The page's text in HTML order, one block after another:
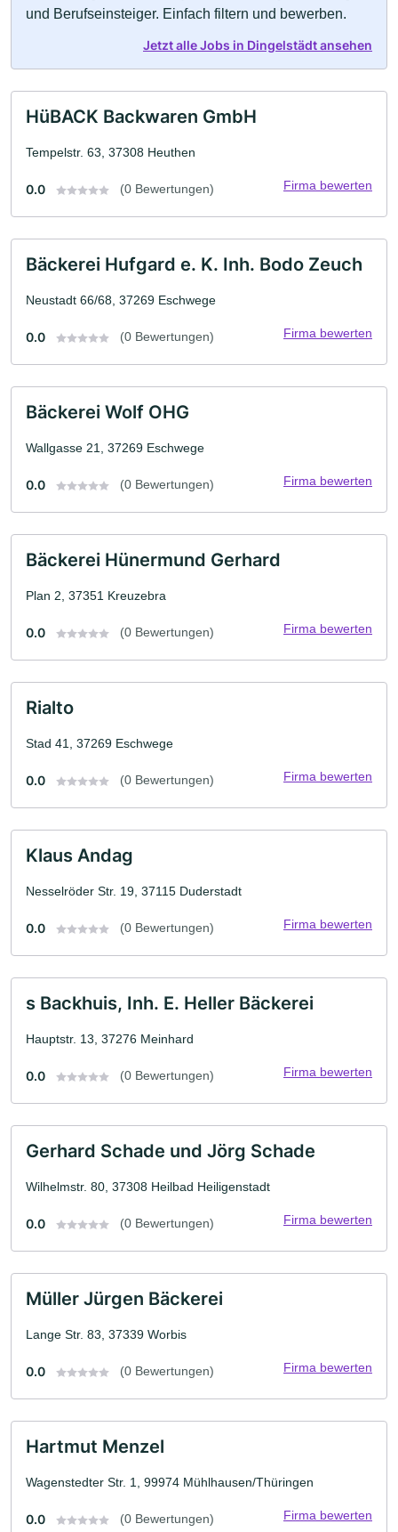
und Berufseinsteiger. Einfach filtern und bewerben.
Jetzt alle Jobs in Dingelstädt ansehen
HüBACK Backwaren GmbH
Tempelstr. 63, 37308 Heuthen
0.0 (0 Bewertungen) Firma bewerten
Bäckerei Hufgard e. K. Inh. Bodo Zeuch
Neustadt 66/68, 37269 Eschwege
0.0 (0 Bewertungen) Firma bewerten
Bäckerei Wolf OHG
Wallgasse 21, 37269 Eschwege
0.0 (0 Bewertungen) Firma bewerten
Bäckerei Hünermund Gerhard
Plan 2, 37351 Kreuzebra
0.0 (0 Bewertungen) Firma bewerten
Rialto
Stad 41, 37269 Eschwege
0.0 (0 Bewertungen) Firma bewerten
Klaus Andag
Nesselröder Str. 19, 37115 Duderstadt
0.0 (0 Bewertungen) Firma bewerten
s Backhuis, Inh. E. Heller Bäckerei
Hauptstr. 13, 37276 Meinhard
0.0 (0 Bewertungen) Firma bewerten
Gerhard Schade und Jörg Schade
Wilhelmstr. 80, 37308 Heilbad Heiligenstadt
0.0 (0 Bewertungen) Firma bewerten
Müller Jürgen Bäckerei
Lange Str. 83, 37339 Worbis
0.0 (0 Bewertungen) Firma bewerten
Hartmut Menzel
Wagenstedter Str. 1, 99974 Mühlhausen/Thüringen
0.0 (0 Bewertungen) Firma bewerten